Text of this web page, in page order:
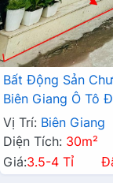
Bất Động Sản
Biên Giang Ô Tô
Vị Trí: Biên Giang
Diện Tích: 30m²
Giá:3.5-4 Tỉ